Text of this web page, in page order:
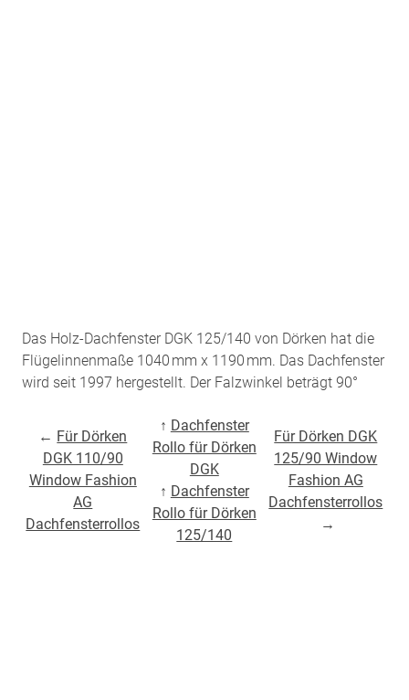
Das Holz-Dachfenster DGK 125/140 von Dörken hat die
Flügelinnenmaße 1040 mm x 1190 mm. Das Dachfenster
wird seit 1997 hergestellt. Der Falzwinkel beträgt 90°
← Für Dörken
DGK 110/90
Window Fashion
AG
Dachfensterrollos
↑ Dachfenster
Rollo für Dörken
DGK
↑ Dachfenster
Rollo für Dörken
125/140
Für Dörken DGK
125/90 Window
Fashion AG
Dachfensterrollos
→